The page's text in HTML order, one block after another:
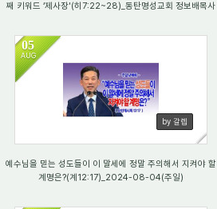
째 키워드 ‘제사장'(히7:22~28)_동탄명성교회 정보배목사
05
AUG
by 갈렙
2907
예수님을 믿는 성도들이 이 말세에 정말 주의해서 지켜야 할
계명은?(계12:17)_2024-08-04(주일)